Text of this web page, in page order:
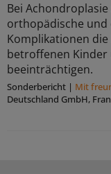
Bei
orthopädische
Komplikationen
betroffenen
beeinträchtigen.
Sonderbericht | Mit
Deutschland GmbH,